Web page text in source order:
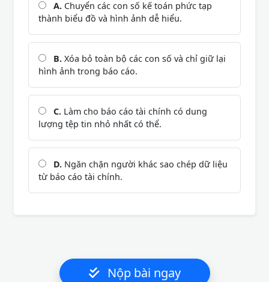
A. Chuyển các con số kế toán phức tạp
thành biểu đồ và hình ảnh dễ hiểu.
B. Xóa bỏ toàn bộ các con số và chỉ giữ lại
hình ảnh trong báo cáo.
C. Làm cho báo cáo tài chính có dung
lượng tệp tin nhỏ nhất có thể.
D. Ngăn chặn người khác sao chép dữ liệu
từ báo cáo tài chính.
Nộp bài ngay